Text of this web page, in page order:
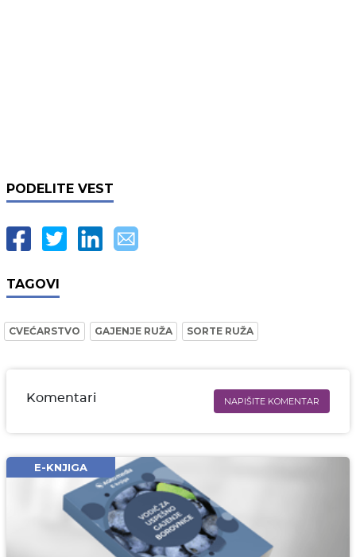
PODELITE VEST
TAGOVI
CVEĆARSTVO GAJENJE RUŽA SORTE RUŽA
Komentari NAPIŠITE KOMENTAR
Email* obavezno
Komentar* obavezno
E-KNJIGA